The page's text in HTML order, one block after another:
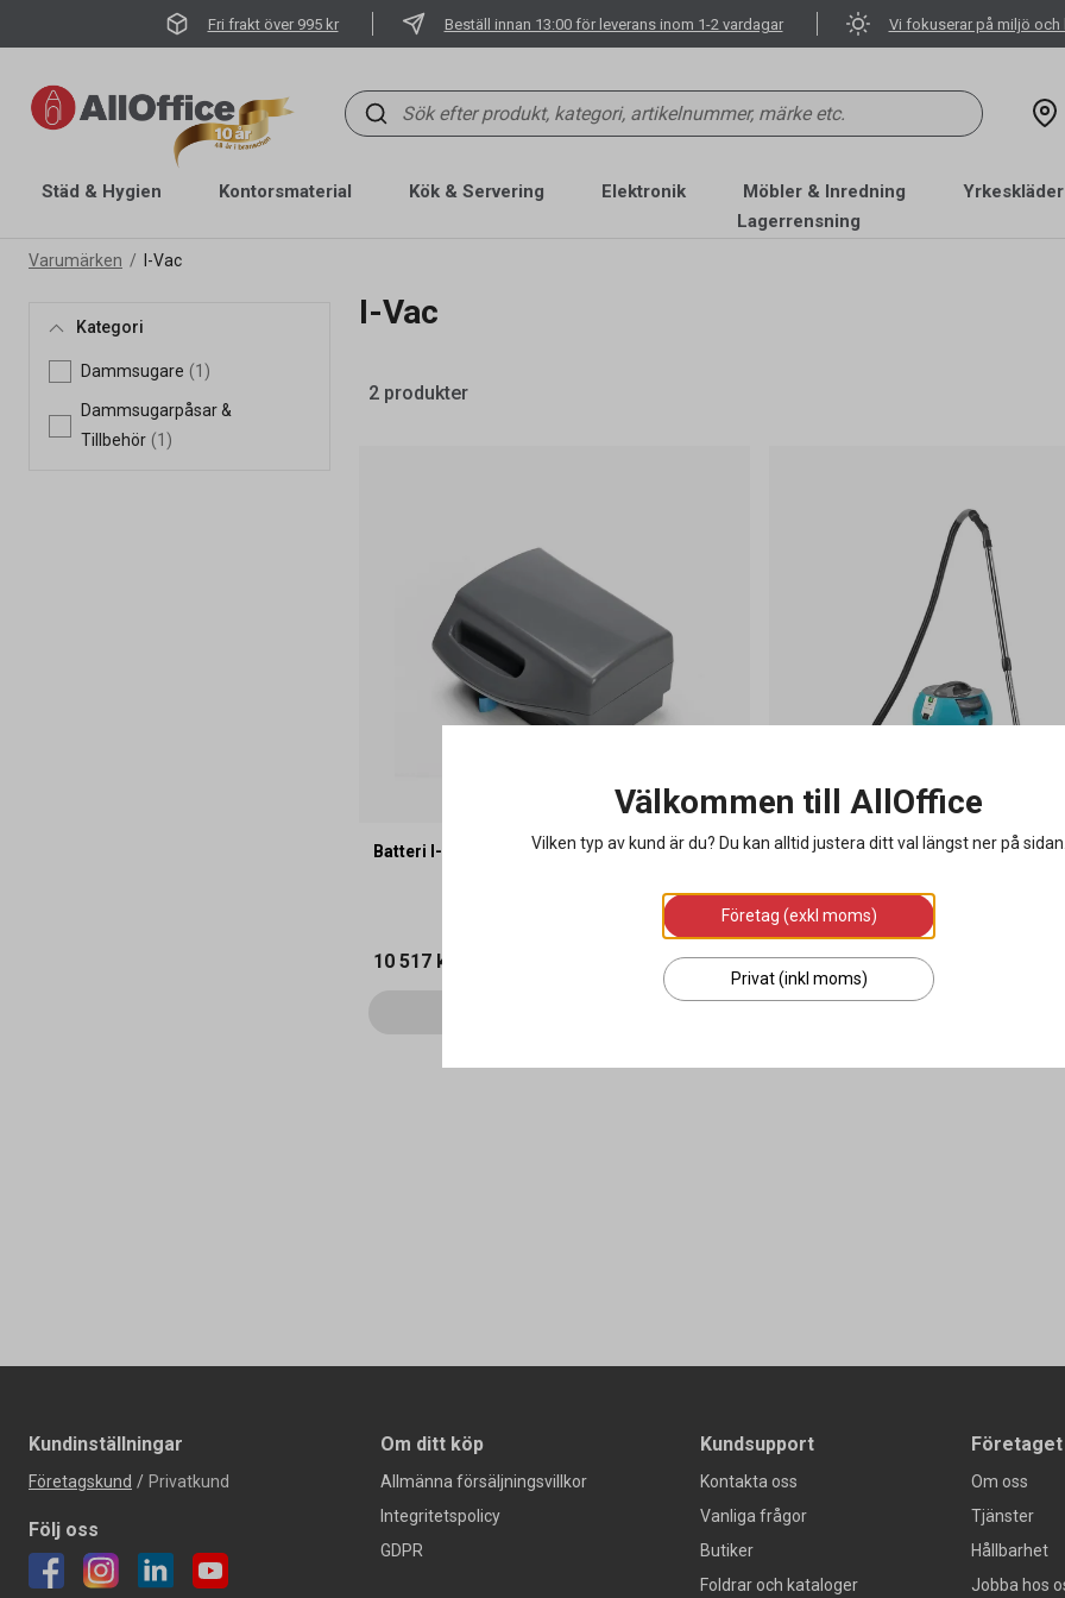
Fri frakt över 995 kr Beställ innan 13:00 för leverans inom 1-2 vardagar Vi fokuserar på miljö och
Städ & Hygien Kontorsmaterial Kök & Servering Elektronik Möbler & Inredning
Lagerrensning
Varumärken I-Vac
Kategori
Dammsugare (1)
Dammsugarpåsar &
Tillbehör (1)
I-Vac
2 produkter
Batteri I-Power 14 Ah 24V Left grå
10 517 kr
Dammsugare i-vac 9B w/o i-power
5 030 kr
Kundinställningar
Företagskund / Privatkund
Följ oss
Om ditt köp
Allmänna försäljningsvillkor
Integritetspolicy
GDPR
Kundsupport
Kontakta oss
Vanliga frågor
Butiker
Foldrar och kataloger
Företaget
Om oss
Tjänster
Hållbarhet
Jobba hos
Välkommen till AllOffice
Vilken typ av kund är du? Du kan alltid justera ditt val längst ner på
Företag (exkl moms)
Privat (inkl moms)